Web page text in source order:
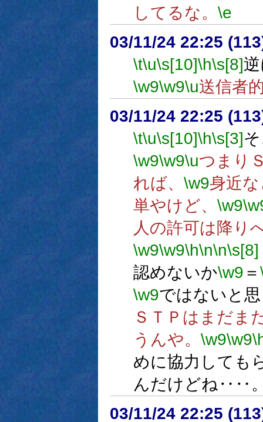
してるな。 \e
03/11/24 22:25
\t\u\s[10]\h\s[8]
\w9\w9\u送信者
03/11/24 22:25
\t\u\s[10]\h\s[3]
\w9\w9\uつまり
れば、 \w9身近
単やけど、 \w9
人の許可は降り
\w9\w9\h\n\n\s[8]
認めないか\w9 ＝
\w9ではないと
ＳＴＰはまだま
うんや。 \w9\w9
めに協力しても
んだけどね‥‥
03/11/24 22:25